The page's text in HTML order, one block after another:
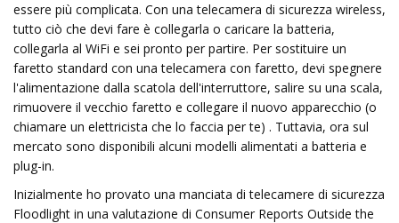
essere più complicata. Con una telecamera di sicurezza wireless,
tutto ciò che devi fare è collegarla o caricare la batteria,
collegarla al WiFi e sei pronto per partire. Per sostituire un
faretto standard con una telecamera con faretto, devi spegnere
l'alimentazione dalla scatola dell'interruttore, salire su una scala,
rimuovere il vecchio faretto e collegare il nuovo apparecchio (o
chiamare un elettricista che lo faccia per te) . Tuttavia, ora sul
mercato sono disponibili alcuni modelli alimentati a batteria e
plug-in.
Inizialmente ho provato una manciata di telecamere di sicurezza
Floodlight in una valutazione di Consumer Reports Outside the